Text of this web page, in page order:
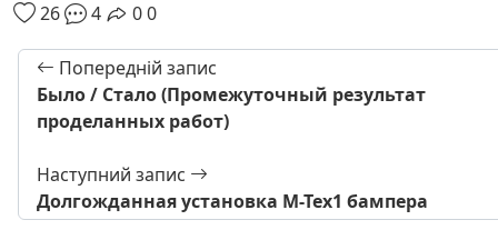
26
4 00
Попередній запис
Было / Стало (Промежуточный результат
проделанных работ)
Наступний запис
Долгожданная установка М-Тех1 бампера